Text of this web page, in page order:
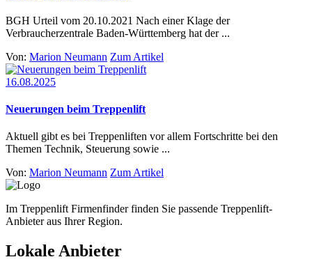
BGH Urteil vom 20.10.2021 Nach einer Klage der
Verbraucherzentrale Baden-Württemberg hat der ...
Von: Marion Neumann Zum Artikel
16.08.2025
Neuerungen beim Treppenlift
Aktuell gibt es bei Treppenliften vor allem Fortschritte bei den
Themen Technik, Steuerung sowie ...
Von: Marion Neumann Zum Artikel
Im Treppenlift Firmenfinder finden Sie passende Treppenlift-
Anbieter aus Ihrer Region.
Lokale Anbieter